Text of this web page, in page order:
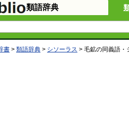
類語辞典
書 > 類語辞典 > シソーラス > 毛鉱の同義語・